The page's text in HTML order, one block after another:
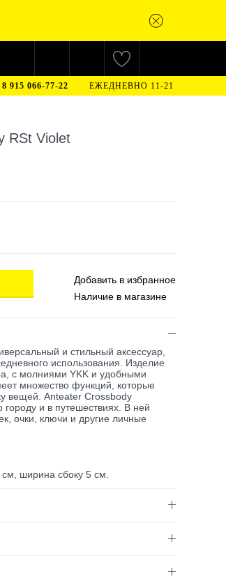
8 915 066-77-22 ЕЖЕДНЕВНО 11-21
RSt Violet
Добавить в избранное
Наличие в магазине
и стильный аксессуар,
использования. Изделие
с молниями YKK и удобными
множество функций, которые
вещей. Anteater Crossbody
городу и в путешествиях. В ней
очки, ключи и другие личные
ширина сбоку 5 см.